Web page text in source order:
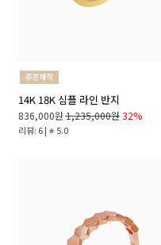
14K 18K 심플 라인 반지
836,000원 1,235,000원 32%
리뷰: 6 | 5.0